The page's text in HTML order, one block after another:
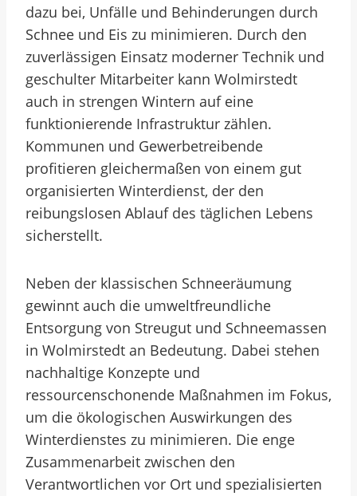
dazu bei, Unfälle und Behinderungen durch
Schnee und Eis zu minimieren. Durch den
zuverlässigen Einsatz moderner Technik und
geschulter Mitarbeiter kann Wolmirstedt
auch in strengen Wintern auf eine
funktionierende Infrastruktur zählen.
Kommunen und Gewerbetreibende
profitieren gleichermaßen von einem gut
organisierten Winterdienst, der den
reibungslosen Ablauf des täglichen Lebens
sicherstellt.
Neben der klassischen Schneeräumung
gewinnt auch die umweltfreundliche
Entsorgung von Streugut und Schneemassen
in Wolmirstedt an Bedeutung. Dabei stehen
nachhaltige Konzepte und
ressourcenschonende Maßnahmen im Fokus,
um die ökologischen Auswirkungen des
Winterdienstes zu minimieren. Die enge
Zusammenarbeit zwischen den
Verantwortlichen vor Ort und spezialisierten